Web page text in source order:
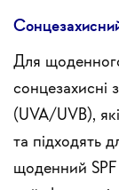
Для
сонцезахисні
(UVA/UVB),
та підходять
щоденний SPF